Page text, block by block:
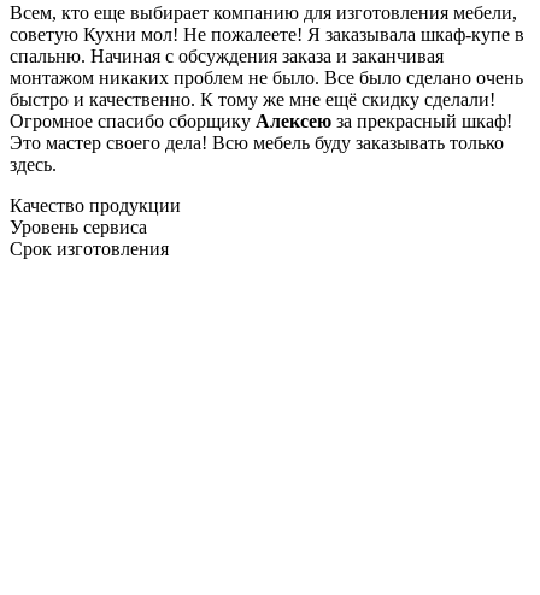
Всем, кто еще выбирает компанию для изготовления мебели,
советую Кухни мол! Не пожалеете! Я заказывала шкаф-купе в
спальню. Начиная с обсуждения заказа и заканчивая
монтажом никаких проблем не было. Все было сделано очень
быстро и качественно. К тому же мне ещё скидку сделали!
Огромное спасибо сборщику Алексею за прекрасный шкаф!
Это мастер своего дела! Всю мебель буду заказывать только
здесь.
Качество продукции
Уровень сервиса
Срок изготовления